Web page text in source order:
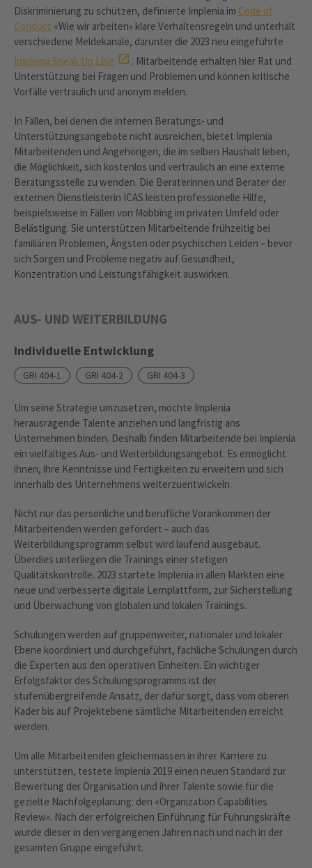
Diskriminierung zu schützen, definierte Implenia im Code of
Conduct «Wie wir arbeiten» klare Verhaltensregeln und unterhält
verschiedene Meldekanäle, darunter die 2023 neu eingeführte
Implenia Speak Up Line
. Mitarbeitende erhalten hier Rat und
Unterstützung bei Fragen und Problemen und können kritische
Vorfälle vertraulich und anonym melden.
In Fällen, bei denen die internen Beratungs- und
Unterstützungsangebote nicht ausreichen, bietet Implenia
Mitarbeitenden und Angehörigen, die im selben Haushalt leben,
die Möglichkeit, sich kostenlos und vertraulich an eine externe
Beratungsstelle zu wenden. Die Beraterinnen und Berater der
externen Dienstleisterin ICAS leisten professionelle Hilfe,
beispielsweise in Fällen von Mobbing im privaten Umfeld oder
Belästigung. Sie unterstützen Mitarbeitende frühzeitig bei
familiären Problemen, Ängsten oder psychischen Leiden – bevor
sich Sorgen und Probleme negativ auf Gesundheit,
Konzentration und Leistungsfähigkeit auswirken.
AUS- UND WEITERBILDUNG
Individuelle Entwicklung
GRI 404-1 GRI 404-2 GRI 404-3
Um seine Strategie umzusetzen, möchte Implenia
herausragende Talente anziehen und langfristig ans
Unternehmen binden. Deshalb finden Mitarbeitende bei Implenia
ein vielfältiges Aus- und Weiterbildungsangebot. Es ermöglicht
ihnen, ihre Kenntnisse und Fertigkeiten zu erweitern und sich
innerhalb des Unternehmens weiterzuentwickeln.
Nicht nur das persönliche und berufliche Vorankommen der
Mitarbeitenden werden gefördert – auch das
Weiterbildungsprogramm selbst wird laufend ausgebaut.
Überdies unterliegen die Trainings einer stetigen
Qualitätskontrolle. 2023 startete Implenia in allen Märkten eine
neue und verbesserte digitale Lernplattform, zur Sicherstellung
und Überwachung von globalen und lokalen Trainings.
Schulungen werden auf gruppenweiter, nationaler und lokaler
Ebene koordiniert und durchgeführt, fachliche Schulungen durch
die Experten aus den operativen Einheiten. Ein wichtiger
Erfolgsfaktor des Schulungsprogramms ist der
stufenübergreifende Ansatz, der dafür sorgt, dass vom oberen
Kader bis auf Projektebene sämtliche Mitarbeitenden erreicht
werden.
Um alle Mitarbeitenden gleichermassen in ihrer Karriere zu
unterstützen, testete Implenia 2019 einen neuen Standard zur
Bewertung der Organisation und ihrer Talente sowie für die
gezielte Nachfolgeplanung: den «Organization Capabilities
Review». Nach der erfolgreichen Einführung für Führungskräfte
wurde dieser in den vergangenen Jahren nach und nach in der
gesamten Gruppe eingeführt.